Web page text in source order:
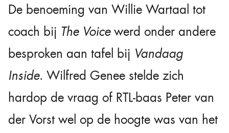
De benoeming van Willie Wartaal tot
coach bij The Voicewerd onder andere
besproken aan tafel bij Vandaag
Inside. Wilfred Genee stelde zich
hardop de vraag of RTL-baas Peter van
der Vorst wel op de hoogte was van het